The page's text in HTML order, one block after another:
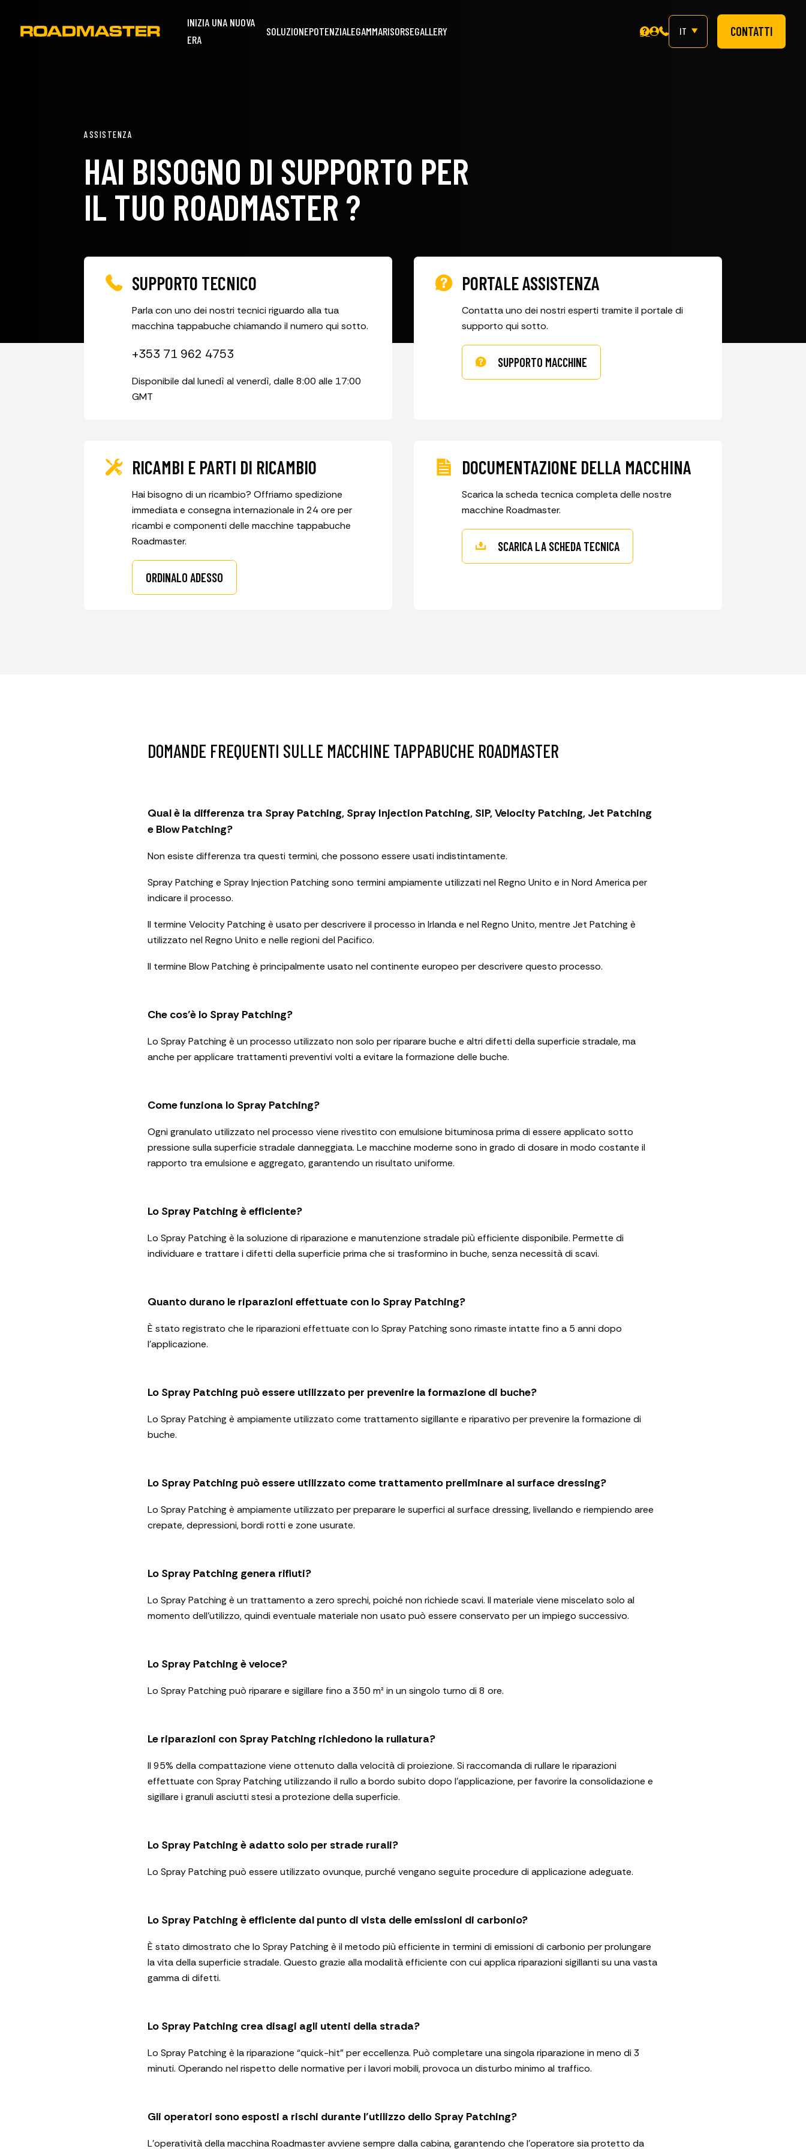
INIZIA UNA NUOVA
ERA
SOLUZIONEPOTENZIALEGAMMARISORSEGALLERY IT CONTATTI
ASSISTENZA
HAI BISOGNO DI SUPPORTO PER
IL TUO ROADMASTER ?
SUPPORTO TECNICO
Parla con uno dei nostri tecnici riguardo alla tua
macchina tappabuche chiamando il numero qui sotto.
+353 71 962 4753
Disponibile dal lunedì al venerdì, dalle 8:00 alle 17:00
GMT
PORTALE ASSISTENZA
Contatta uno dei nostri esperti tramite il portale di
supporto qui sotto.
SUPPORTO MACCHINE
RICAMBI E PARTI DI RICAMBIO
Hai bisogno di un ricambio? Offriamo spedizione
immediata e consegna internazionale in 24 ore per
ricambi e componenti delle macchine tappabuche
Roadmaster.
ORDINALO ADESSO
DOCUMENTAZIONE DELLA MACCHINA
Scarica la scheda tecnica completa delle nostre
macchine Roadmaster.
SCARICA LA SCHEDA TECNICA
DOMANDE FREQUENTI SULLE MACCHINE TAPPABUCHE ROADMASTER
Qual è la differenza tra Spray Patching, Spray Injection Patching, SIP, Velocity Patching, Jet Patching
e Blow Patching?
Non esiste differenza tra questi termini, che possono essere usati indistintamente.
Spray Patching e Spray Injection Patching sono termini ampiamente utilizzati nel Regno Unito e in Nord America per
indicare il processo.
Il termine Velocity Patching è usato per descrivere il processo in Irlanda e nel Regno Unito, mentre Jet Patching è
utilizzato nel Regno Unito e nelle regioni del Pacifico.
Il termine Blow Patching è principalmente usato nel continente europeo per descrivere questo processo.
Che cos’è lo Spray Patching?
Lo Spray Patching è un processo utilizzato non solo per riparare buche e altri difetti della superficie stradale, ma
anche per applicare trattamenti preventivi volti a evitare la formazione delle buche.
Come funziona lo Spray Patching?
Ogni granulato utilizzato nel processo viene rivestito con emulsione bituminosa prima di essere applicato sotto
pressione sulla superficie stradale danneggiata. Le macchine moderne sono in grado di dosare in modo costante il
rapporto tra emulsione e aggregato, garantendo un risultato uniforme.
Lo Spray Patching è efficiente?
Lo Spray Patching è la soluzione di riparazione e manutenzione stradale più efficiente disponibile. Permette di
individuare e trattare i difetti della superficie prima che si trasformino in buche, senza necessità di scavi.
Quanto durano le riparazioni effettuate con lo Spray Patching?
È stato registrato che le riparazioni effettuate con lo Spray Patching sono rimaste intatte fino a 5 anni dopo
l’applicazione.
Lo Spray Patching può essere utilizzato per prevenire la formazione di buche?
Lo Spray Patching è ampiamente utilizzato come trattamento sigillante e riparativo per prevenire la formazione di
buche.
Lo Spray Patching può essere utilizzato come trattamento preliminare al surface dressing?
Lo Spray Patching è ampiamente utilizzato per preparare le superfici al surface dressing, livellando e riempiendo aree
crepate, depressioni, bordi rotti e zone usurate.
Lo Spray Patching genera rifiuti?
Lo Spray Patching è un trattamento a zero sprechi, poiché non richiede scavi. Il materiale viene miscelato solo al
momento dell’utilizzo, quindi eventuale materiale non usato può essere conservato per un impiego successivo.
Lo Spray Patching è veloce?
Lo Spray Patching può riparare e sigillare fino a 350 m² in un singolo turno di 8 ore.
Le riparazioni con Spray Patching richiedono la rullatura?
Il 95% della compattazione viene ottenuto dalla velocità di proiezione. Si raccomanda di rullare le riparazioni
effettuate con Spray Patching utilizzando il rullo a bordo subito dopo l’applicazione, per favorire la consolidazione e
sigillare i granuli asciutti stesi a protezione della superficie.
Lo Spray Patching è adatto solo per strade rurali?
Lo Spray Patching può essere utilizzato ovunque, purché vengano seguite procedure di applicazione adeguate.
Lo Spray Patching è efficiente dal punto di vista delle emissioni di carbonio?
È stato dimostrato che lo Spray Patching è il metodo più efficiente in termini di emissioni di carbonio per prolungare
la vita della superficie stradale. Questo grazie alla modalità efficiente con cui applica riparazioni sigillanti su una vasta
gamma di difetti.
Lo Spray Patching crea disagi agli utenti della strada?
Lo Spray Patching è la riparazione “quick-hit” per eccellenza. Può completare una singola riparazione in meno di 3
minuti. Operando nel rispetto delle normative per i lavori mobili, provoca un disturbo minimo al traffico.
Gli operatori sono esposti a rischi durante l’utilizzo dello Spray Patching?
L’operatività della macchina Roadmaster avviene sempre dalla cabina, garantendo che l’operatore sia protetto da